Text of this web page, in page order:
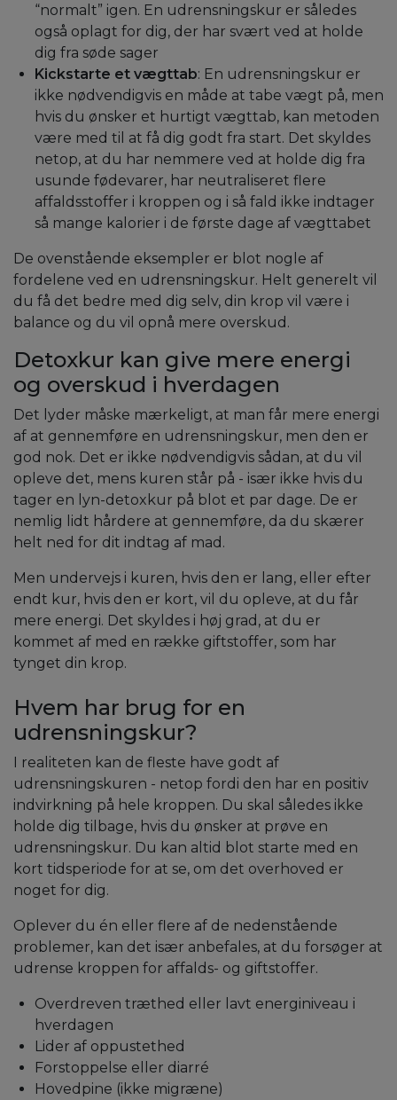
“normalt” igen. En udrensningskur er således
også oplagt for dig, der har svært ved at holde
dig fra søde sager
Kickstarte et vægttab: En udrensningskur er
ikke nødvendigvis en måde at tabe vægt på, men
hvis du ønsker et hurtigt vægttab, kan metoden
være med til at få dig godt fra start. Det skyldes
netop, at du har nemmere ved at holde dig fra
usunde fødevarer, har neutraliseret flere
affaldsstoffer i kroppen og i så fald ikke indtager
så mange kalorier i de første dage af vægttabet
De ovenstående eksempler er blot nogle af
fordelene ved en udrensningskur. Helt generelt vil
du få det bedre med dig selv, din krop vil være i
balance og du vil opnå mere overskud.
Detoxkur kan give mere energi
og overskud i hverdagen
Det lyder måske mærkeligt, at man får mere energi
af at gennemføre en udrensningskur, men den er
god nok. Det er ikke nødvendigvis sådan, at du vil
opleve det, mens kuren står på - især ikke hvis du
tager en lyn-detoxkur på blot et par dage. De er
nemlig lidt hårdere at gennemføre, da du skærer
helt ned for dit indtag af mad.
Men undervejs i kuren, hvis den er lang, eller efter
endt kur, hvis den er kort, vil du opleve, at du får
mere energi. Det skyldes i høj grad, at du er
kommet af med en række giftstoffer, som har
tynget din krop.
Hvem har brug for en
udrensningskur?
I realiteten kan de fleste have godt af
udrensningskuren - netop fordi den har en positiv
indvirkning på hele kroppen. Du skal således ikke
holde dig tilbage, hvis du ønsker at prøve en
udrensningskur. Du kan altid blot starte med en
kort tidsperiode for at se, om det overhoved er
noget for dig.
Oplever du én eller flere af de nedenstående
problemer, kan det især anbefales, at du forsøger at
udrense kroppen for affalds- og giftstoffer.
Overdreven træthed eller lavt energiniveau i
hverdagen
Lider af oppustethed
Forstoppelse eller diarré
Hovedpine (ikke migræne)